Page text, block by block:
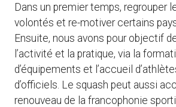
Dans un premier temps, regrouper
volontés et re-motiver certains
Ensuite, nous avons pour objectif
l’activité et la pratique, via la
d’équipements et l’accueil
d’officiels. Le squash peut aussi
renouveau de la francophonie